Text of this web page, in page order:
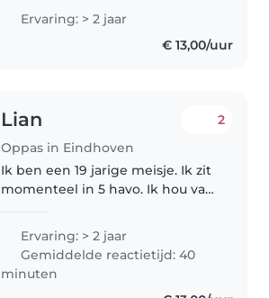
más que una cuidadora, una gran
amiga. Me gusta salir a pasear,
ayudarle con los estudios,..
Ervaring: > 2 jaar
€ 13,00/uur
Lian
Oppas in Eindhoven
2
Ik ben een 19 jarige meisje. Ik zit
momenteel in 5 havo. Ik hou van
geduldig. ik heb ervaring met
alle leeftijden en ik doe..
Ervaring: > 2 jaar
Gemiddelde reactietijd: 40
minuten